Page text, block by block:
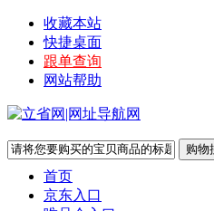
收藏本站
快捷桌面
跟单查询
网站帮助
首页
京东入口